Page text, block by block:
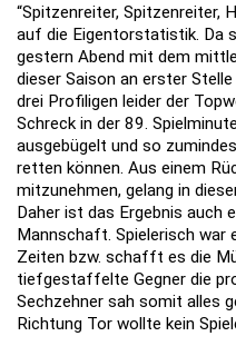
“Spitzenreiter, Spitzenreiter,
auf die Eigentorstatistik. Da
gestern Abend mit dem
dieser Saison an erster
drei Profiligen leider der
Schreck in der 89.
ausgebügelt und so
retten können. Aus einem
mitzunehmen, gelang in
Daher ist das Ergebnis auch
Mannschaft. Spielerisch war
Zeiten bzw. schafft es die
tiefgestaffelte Gegner die
Sechzehner sah somit alles
Richtung Tor wollte kein